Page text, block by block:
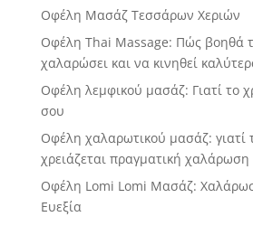
Οφέλη Μασάζ Τεσσάρων Χεριών
Οφέλη Thai Massage: Πώς βοηθά
χαλαρώσει και να κινηθεί
Οφέλη λεμφικού μασάζ: Γιατί το
σου
Οφέλη χαλαρωτικού μασάζ: γιατί
χρειάζεται πραγματική χαλάρωση
Οφέλη Lomi Lomi Μασάζ:
Ευεξία